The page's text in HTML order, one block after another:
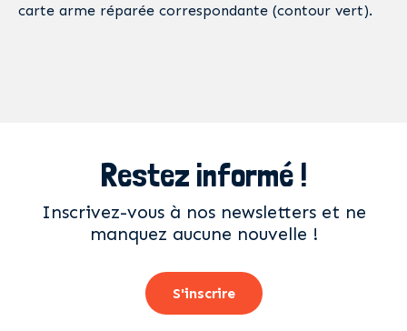
carte arme réparée correspondante (contour vert).
Restez informé !
Inscrivez-vous à nos newsletters et ne
manquez aucune nouvelle !
S'inscrire